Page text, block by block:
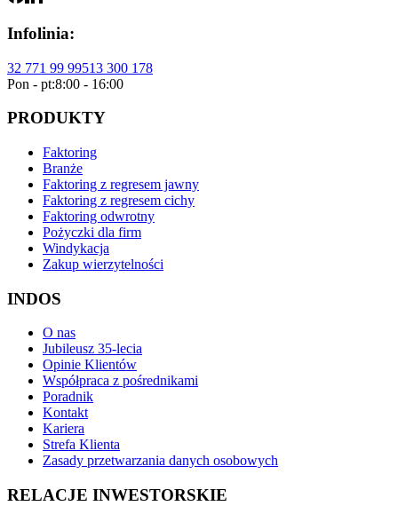
Infolinia:
32 771 99 99513 300 178
Pon - pt:8:00 - 16:00
PRODUKTY
Faktoring
Branże
Faktoring z regresem jawny
Faktoring z regresem cichy
Faktoring odwrotny
Pożyczki dla firm
Windykacja
Zakup wierzytelności
INDOS
O nas
Jubileusz 35-lecia
Opinie Klientów
Współpraca z pośrednikami
Poradnik
Kontakt
Kariera
Strefa Klienta
Zasady przetwarzania danych osobowych
RELACJE INWESTORSKIE